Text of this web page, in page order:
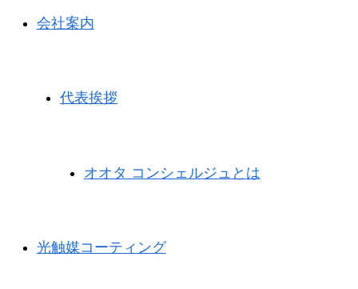
会社案内
代表挨拶
オオタ コンシェルジュとは
光触媒コーティング